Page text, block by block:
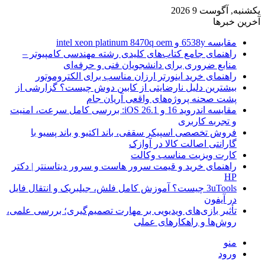
یکشنبه, آگوست 9 2026
آخرین خبرها
مقایسه 6538y و intel xeon platinum 8470q oem
راهنمای جامع کتاب‌های کلیدی رشته مهندسی کامپیوتر –
منابع ضروری برای دانشجویان فنی و حرفه‌ای
راهنمای خرید اینورتر ارزان مناسب برای الکتروموتور
بیشترین دلیل نارضایتی از کابین دوش چیست؟ گزارشی از
پشت صحنه پروژه‌های واقعی آریان جام
مقایسه اندروید 16 و iOS 26.1: بررسی کامل سرعت، امنیت
و تجربه کاربری
فروش تخصصی اسپیکر سقفی، باند اکتیو و باند پسیو با
گارانتی اصالت کالا در آوازک
کارت ویزیت مناسب وکالت
راهنمای خرید و قیمت سرور هاست و سرور دیتاسنتر | دکتر
HP
3uTools چیست؟ آموزش کامل فلش، جیلبریک و انتقال فایل
در آیفون
تأثیر بازی‌های ویدیویی بر مهارت تصمیم‌گیری؛ بررسی علمی،
روش‌ها و راهکارهای عملی
منو
ورود